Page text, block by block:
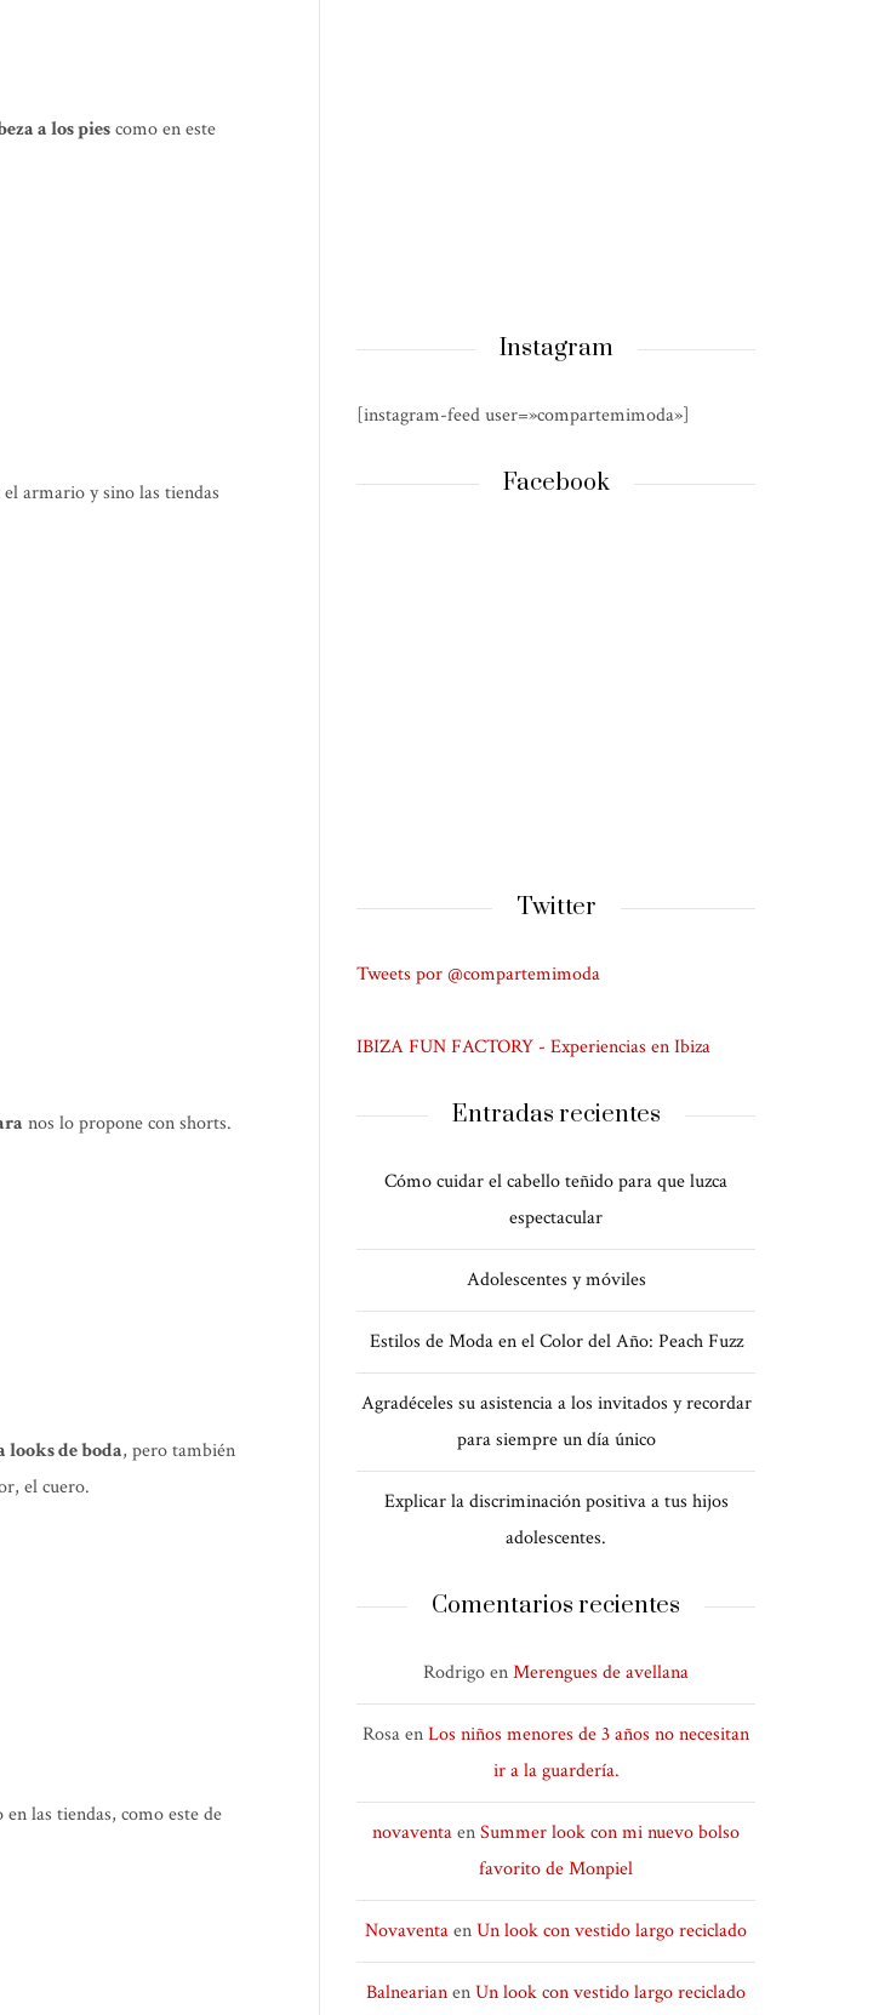
a los piescomo en este
armario y sino las tiendas
nos lo propone con shorts.
looks de boda, pero también
el cuero.
las tiendas, como este de
Instagram
[instagram-feed user=»compartemimoda»]
Facebook
Twitter
Tweets por @compartemimoda
IBIZA FUN FACTORY - Experiencias en Ibiza
Entradas recientes
Cómo cuidar el cabello teñido para que luzca
espectacular
Adolescentes y móviles
Estilos de Moda en el Color del Año: Peach Fuzz
Agradéceles su asistencia a los invitados y recordar
para siempre un día único
Explicar la discriminación positiva a tus hijos
adolescentes.
Comentarios recientes
RodrigoenMerengues de avellana
RosaenLos niños menores de 3 años no necesitan
ir a la guardería.
novaventaenSummer look con mi nuevo bolso
favorito de Monpiel
NovaventaenUn look con vestido largo reciclado
BalnearianenUn look con vestido largo reciclado